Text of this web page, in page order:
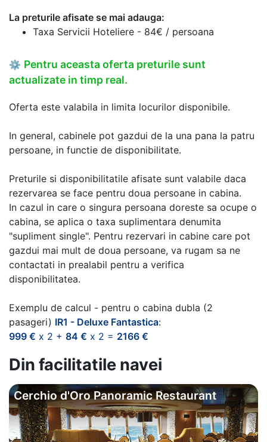
La preturile afisate se mai adauga:
Taxa Servicii Hoteliere - 84€ / persoana
⚙ Pentru aceasta oferta preturile sunt
actualizate in timp real.
Oferta este valabila in limita locurilor disponibile.
In general, cabinele pot gazdui de la una pana la patru
persoane, in functie de disponibilitate.
Preturile si disponibilitatile afisate sunt valabile daca
rezervarea se face pentru doua persoane in cabina.
In cazul in care o singura persoana doreste sa ocupe o
cabina, se aplica o taxa suplimentara denumita
"supliment single". Pentru rezervari in cabine care pot
gazdui mai mult de doua persoane, va rugam sa ne
contactati in prealabil pentru a verifica
disponibilitatea.
Exemplu de calcul - pentru o cabina dubla (2
pasageri) IR1 - Deluxe Fantastica:
999 € x 2 + 84 € x 2 = 2166 €
Din facilitatile navei
Cerchio d'Oro Panoramic Restaurant